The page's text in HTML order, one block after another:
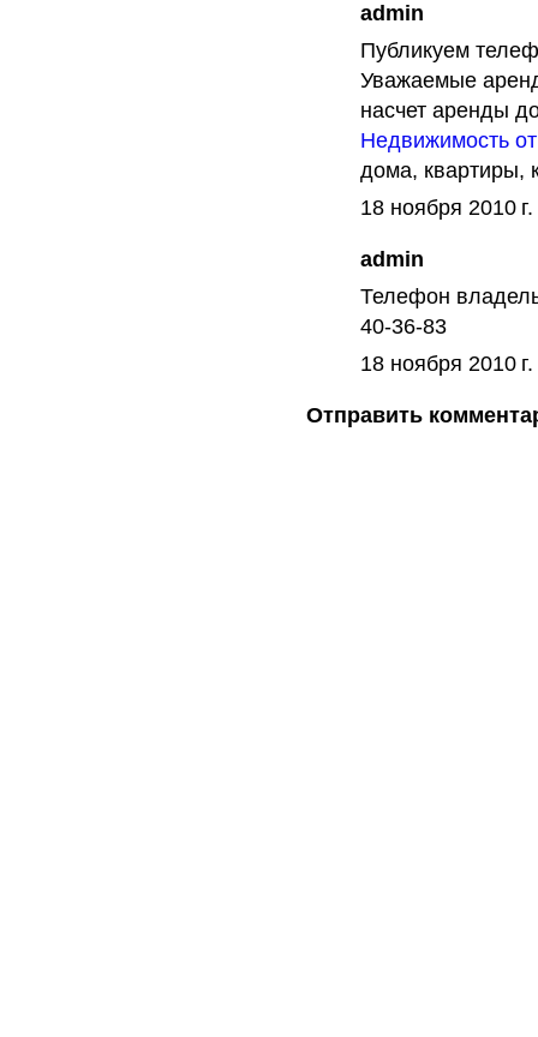
admin
Публикуем
Уважаемые
насчет аренды
Недвижимость
дома, квартиры,
18 ноября 2010
admin
Телефон
40-36-83
18 ноября 2010
Отправить